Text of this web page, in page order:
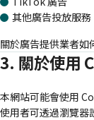
其他廣告投放服務
關於廣告提供業者如
3. 關於使用
本網站可能會使用
使用者可透過瀏覽器